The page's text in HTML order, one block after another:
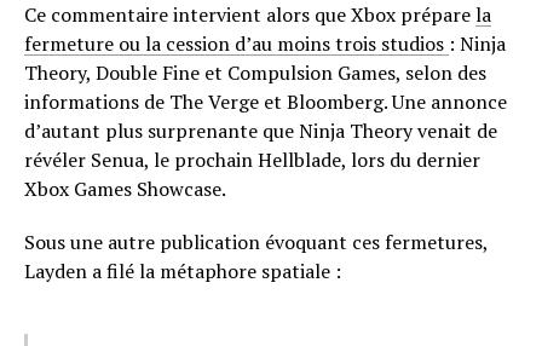
Ce commentaire intervient alors que Xbox préparela
fermeture ou la cession d’au moins trois studios : Ninja
Theory, Double Fine et Compulsion Games, selon des
informations de The Verge et Bloomberg. Une annonce
d’autant plus surprenante que Ninja Theory venait de
révéler Senua, le prochain Hellblade, lors du dernier
Xbox Games Showcase.
Sous une autre publication évoquant ces fermetures,
Layden a filé la métaphore spatiale :